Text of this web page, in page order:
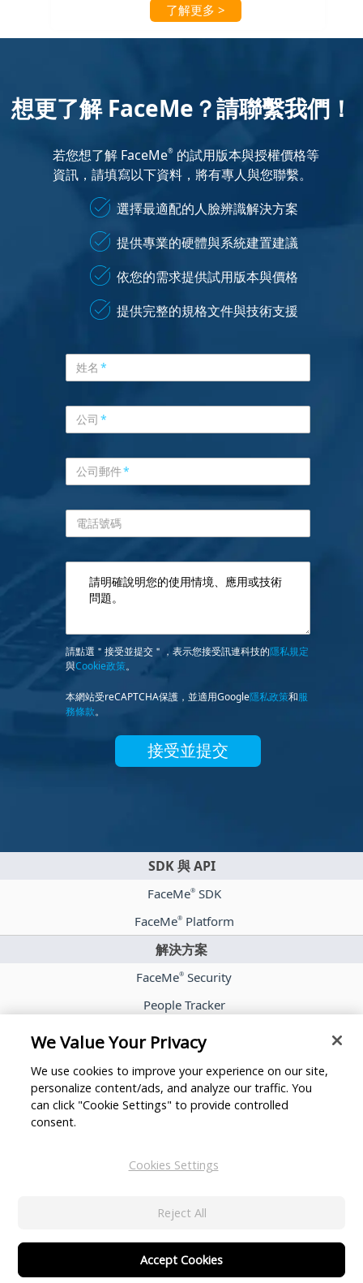
了解更多 >
想更了解 FaceMe？請聯繫我們！
若您想了解 FaceMe®的試用版本與授權價格等
資訊，請填寫以下資料，將有專人與您聯繫。
選擇最適配的人臉辨識解決方案
提供專業的硬體與系統建置建議
依您的需求提供試用版本與價格
提供完整的規格文件與技術支援
姓名 *
公司 *
公司郵件*
電話號碼
請點選＂接受並提交＂，表示您接受訊連科技的隱私規定
與Cookie政策。
本網站受reCAPTCHA保護，並適用Google隱私政策和服
務條款。
接受並提交
SDK 與 API
FaceMe®SDK
FaceMe®Platform
解決方案
FaceMe® Security
People Tracker
部落格
新聞室
關於訊連科技
聯絡我們
©2026 CyberLink Corp. All Rights Reserved.
We Value Your Privacy
We use cookies to improve your experience on our site,
personalize content/ads, and analyze our traffic. You
can click "Cookie Settings" to provide controlled
consent.
Cookies Settings
Reject All
Accept Cookies